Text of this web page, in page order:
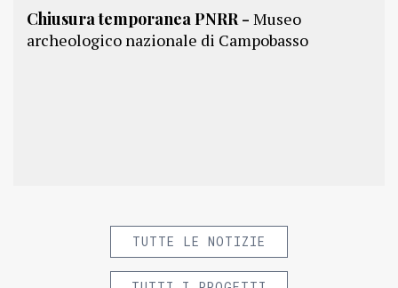
Chiusura temporanea PNRR - Museo
archeologico nazionale di Campobasso
TUTTE LE NOTIZIE